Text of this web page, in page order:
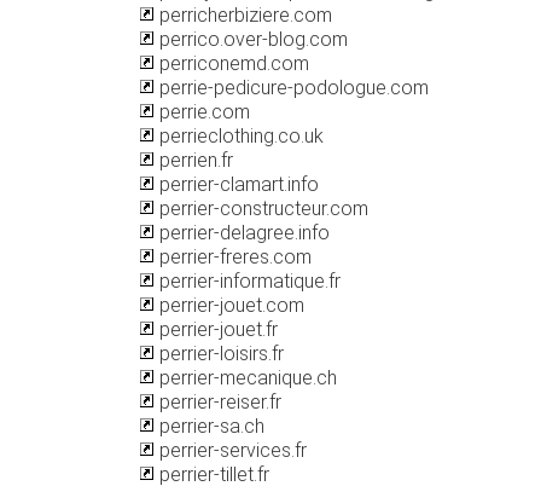
perricherbiziere.com
perrico.over-blog.com
perriconemd.com
perrie-pedicure-podologue.com
perrie.com
perrieclothing.co.uk
perrien.fr
perrier-clamart.info
perrier-constructeur.com
perrier-delagree.info
perrier-freres.com
perrier-informatique.fr
perrier-jouet.com
perrier-jouet.fr
perrier-loisirs.fr
perrier-mecanique.ch
perrier-reiser.fr
perrier-sa.ch
perrier-services.fr
perrier-tillet.fr